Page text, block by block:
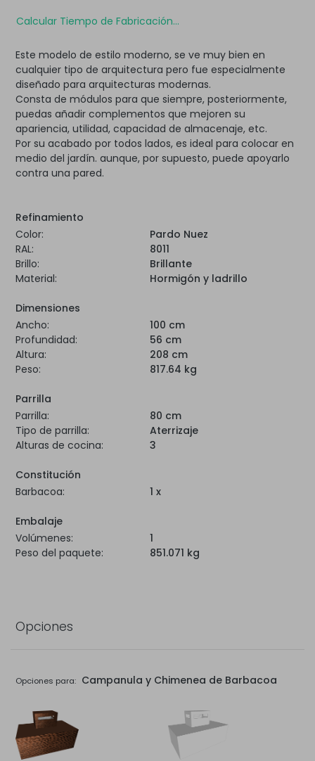
Calcular Tiempo de Fabricación...
Este modelo de estilo moderno, se ve muy bien en
cualquier tipo de arquitectura pero fue especialmente
diseñado para arquitecturas modernas.
Consta de módulos para que siempre, posteriormente,
puedas añadir complementos que mejoren su
apariencia, utilidad, capacidad de almacenaje, etc.
Por su acabado por todos lados, es ideal para colocar en
medio del jardín. aunque, por supuesto, puede apoyarlo
contra una pared.
Refinamiento
Color:
Pardo Nuez
RAL:
8011
Brillo:
Brillante
Material:
Hormigón y ladrillo
Dimensiones
Ancho:
100 cm
Profundidad:
56 cm
Altura:
208 cm
Peso:
817.64 kg
Parrilla
Parrilla:
80 cm
Tipo de parrilla:
Aterrizaje
Alturas de cocina:
3
Constitución
Barbacoa:
1 x
Embalaje
Volúmenes:
1
Peso del paquete:
851.071 kg
Opciones
Opciones para: Campanula y Chimenea de Barbacoa